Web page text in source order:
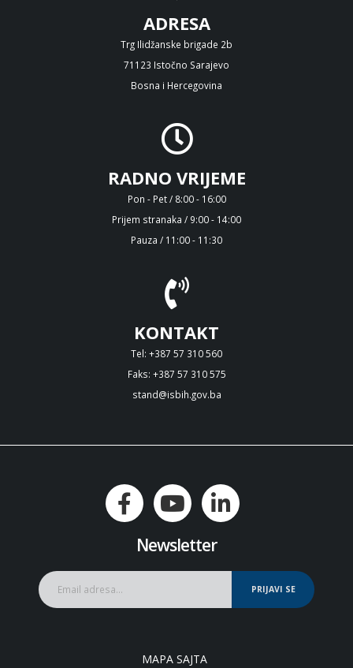
ADRESA
Trg Ilidžanske brigade 2b
71123 Istočno Sarajevo
Bosna i Hercegovina
RADNO VRIJEME
Pon - Pet / 8:00 - 16:00
Prijem stranaka / 9:00 - 14:00
Pauza / 11:00 - 11:30
KONTAKT
Tel: +387 57 310 560
Faks: +387 57 310 575
stand@isbih.gov.ba
Newsletter
PRIJAVI SE
MAPA SAJTA